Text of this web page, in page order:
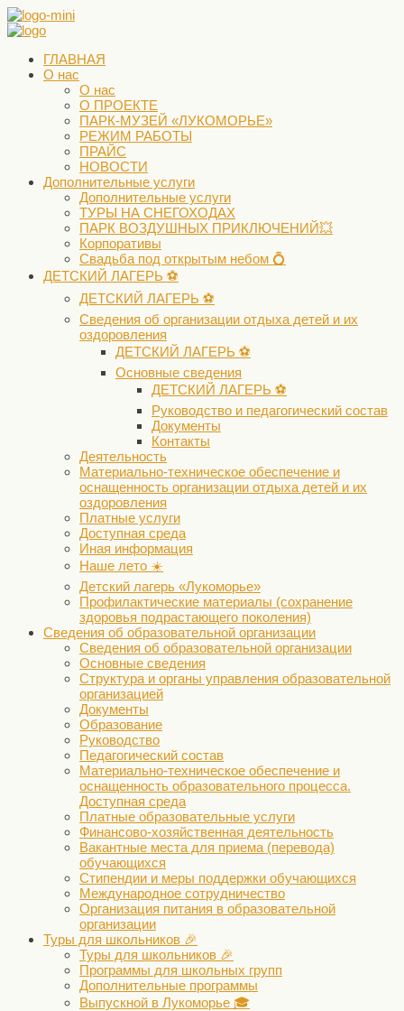
ГЛАВНАЯ
О нас
О нас
О ПРОЕКТЕ
ПАРК-МУЗЕЙ «ЛУКОМОРЬЕ»
РЕЖИМ РАБОТЫ
ПРАЙС
НОВОСТИ
Дополнительные услуги
Дополнительные услуги
ТУРЫ НА СНЕГОХОДАХ
ПАРК ВОЗДУШНЫХ ПРИКЛЮЧЕНИЙ💥
Корпоративы
Свадьба под открытым небом 💍
ДЕТСКИЙ ЛАГЕРЬ ⚽️
ДЕТСКИЙ ЛАГЕРЬ ⚽️
Сведения об организации отдыха детей и их
оздоровления
ДЕТСКИЙ ЛАГЕРЬ ⚽️
Основные сведения
ДЕТСКИЙ ЛАГЕРЬ ⚽️
Руководство и педагогический состав
Документы
Контакты
Деятельность
Материально-техническое обеспечение и
оснащенность организации отдыха детей и их
оздоровления
Платные услуги
Доступная среда
Иная информация
Наше лето ☀️
Детский лагерь «Лукоморье»
Профилактические материалы (сохранение
здоровья подрастающего поколения)
Сведения об образовательной организации
Сведения об образовательной организации
Основные сведения
Структура и органы управления образовательной
организацией
Документы
Образование
Руководство
Педагогический состав
Материально-техническое обеспечение и
оснащенность образовательного процесса.
Доступная среда
Платные образовательные услуги
Финансово-хозяйственная деятельность
Вакантные места для приема (перевода)
обучающихся
Стипендии и меры поддержки обучающихся
Международное сотрудничество
Организация питания в образовательной
организации
Туры для школьников 🎉
Туры для школьников 🎉
Программы для школьных групп
Дополнительные программы
Выпускной в Лукоморье 🎓